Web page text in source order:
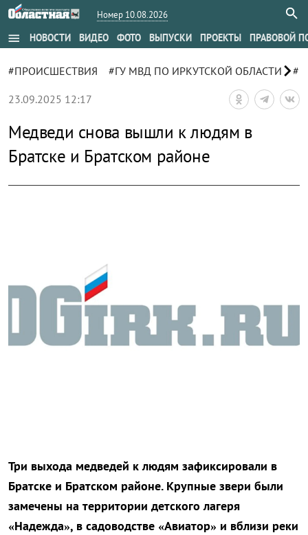
Номер 10.08.2026
menu НОВОСТИ ВИДЕО ФОТО ВЫПУСКИ ПРОЕКТЫ ПРАВОВОЙ
#ПРОИСШЕСТВИЯ #ГУ МВД ПО ИРКУТСКОЙ ОБЛАСТИchevron_right
23.09.2025 12:17
Медведи снова вышли к людям в
Братске и Братском районе
Три выхода медведей к людям зафиксировали в
Братске и Братском районе. Крупные звери были
замечены на территории детского лагеря
«Надежда», в садоводстве «Авиатор» и вблизи реки